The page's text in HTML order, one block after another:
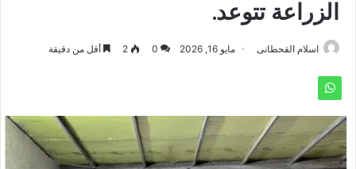
الزراعة تتوعد.
اسلام القحطانى مايو 16, 2026 0
2 أقل من دقيقة